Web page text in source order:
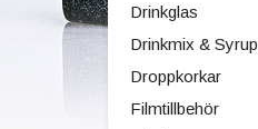
Drinkglas
Drinkmix & Syrup
Droppkorkar
Filmtillbehör